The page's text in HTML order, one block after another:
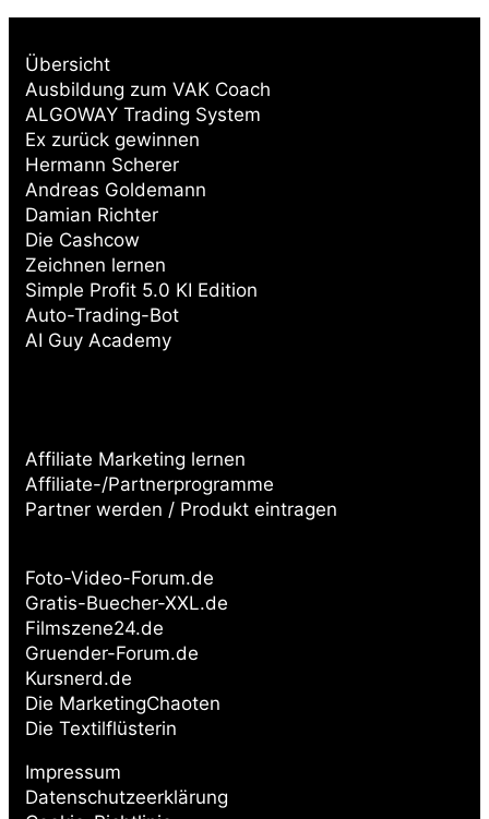
Übersicht
Ausbildung zum VAK Coach
ALGOWAY Trading System
Ex zurück gewinnen
Hermann Scherer
Andreas Goldemann
Damian Richter
Die Cashcow
Zeichnen lernen
Simple Profit 5.0 KI Edition
Auto-Trading-Bot
AI Guy Academy
Affiliate Marketing lernen
Affiliate-/Partnerprogramme
Partner werden / Produkt eintragen
Foto-Video-Forum.de
Gratis-Buecher-XXL.de
Filmszene24.de
Gruender-Forum.de
Kursnerd.de
Die MarketingChaoten
Die Textilflüsterin
Impressum
Datenschutzeerklärung